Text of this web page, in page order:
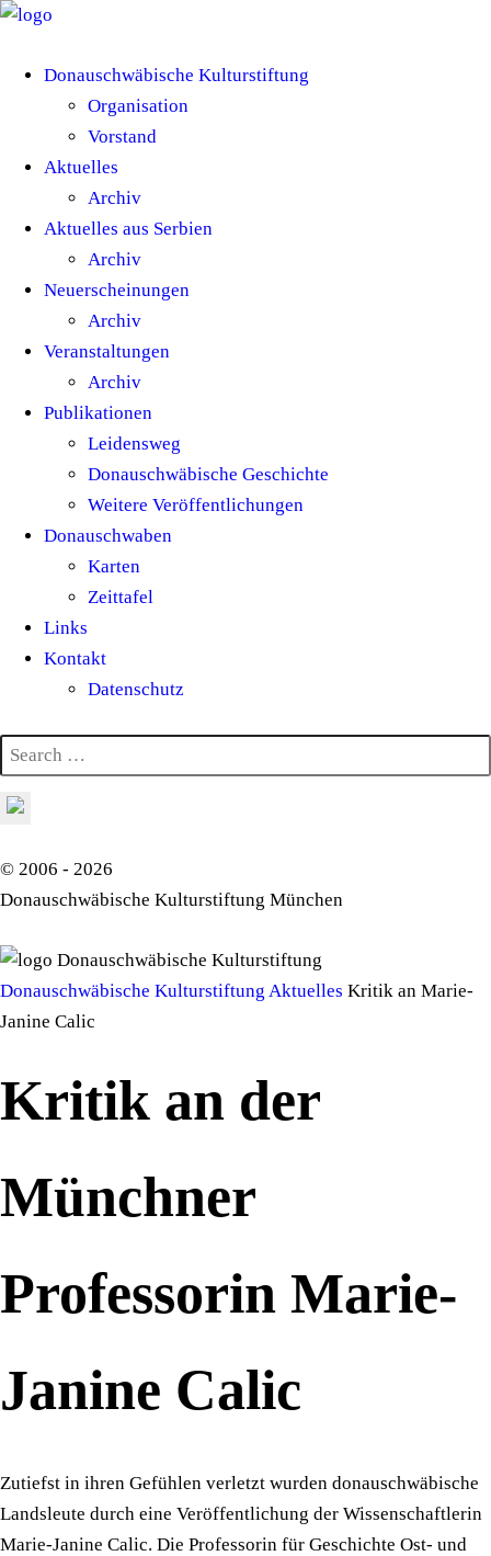
Donauschwäbische Kulturstiftung
Organisation
Vorstand
Aktuelles
Archiv
Aktuelles aus Serbien
Archiv
Neuerscheinungen
Archiv
Veranstaltungen
Archiv
Publikationen
Leidensweg
Donauschwäbische Geschichte
Weitere Veröffentlichungen
Donauschwaben
Karten
Zeittafel
Links
Kontakt
Datenschutz
© 2006 - 2026
Donauschwäbische Kulturstiftung München
Donauschwäbische Kulturstiftung
Donauschwäbische Kulturstiftung Aktuelles Kritik an Marie-
Janine Calic
Kritik an der
Münchner
Professorin Marie-
Janine Calic
Zutiefst in ihren Gefühlen verletzt wurden donauschwäbische
Landsleute durch eine Veröffentlichung der Wissenschaftlerin
Marie-Janine Calic. Die Professorin für Geschichte Ost- und